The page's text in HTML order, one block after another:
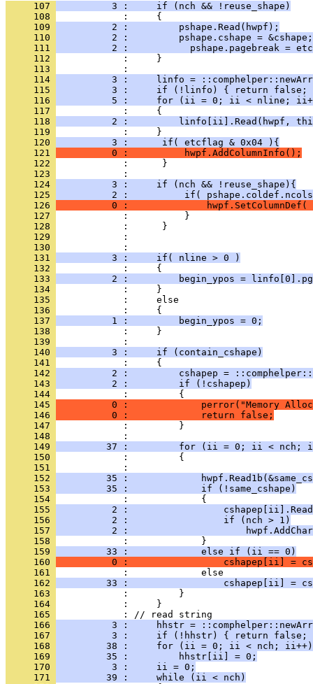
     107
          3 :     if (nch && !reuse_shape)
     108
     109
          2 :         pshape.Read(hwpf);
     110
          2 :         pshape.cshape = &cshape;
     111
2 :           pshape.pagebreak =
     112
     113
     114
3 :     linfo =
     115
3 :     if (!linfo) { return false;
     116
5 :     for (ii = 0; ii < nline;
     117
     118
2 :         linfo[ii].Read(hwpf,
     119
     120
          3 :      if( etcflag & 0x04 ){
     121
          0 :          hwpf.AddColumnInfo();
     122
     123
     124
          3 :     if (nch && !reuse_shape){
     125
2 :          if(
     126
0 :              hwpf.SetColumnDef(
     127
     128
     129
     130
     131
          3 :     if( nline > 0 )
     132
     133
2 :         begin_ypos =
     134
     135
     136
     137
          1 :         begin_ypos = 0;
     138
     139
     140
          3 :     if (contain_cshape)
     141
     142
2 :         cshapep =
     143
          2 :         if (!cshapep)
     144
     145
0 :             perror("Memory
     146
          0 :             return false;
     147
     148
     149
37 :         for (ii = 0; ii < nch;
     150
     151
     152
35 :
     153
         35 :             if (!same_cshape)
     154
     155
2 :
     156
          2 :                 if (nch > 1)
     157
2 :
     158
     159
         33 :             else if (ii == 0)
     160
0 :                 cshapep[ii] =
     161
     162
33 :                 cshapep[ii] =
     163
     164
     165
     166
3 :     hhstr =
     167
3 :     if (!hhstr) { return false;
     168
         38 :     for (ii = 0; ii < nch; ii++)
     169
         35 :         hhstr[ii] = 0;
     170
          3 :     ii = 0;
     171
         39 :     while (ii < nch)